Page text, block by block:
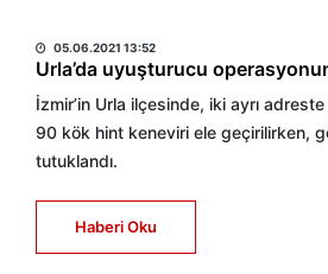
05.06.2021 13:52
Urla’da uyuşturucu
İzmir’in Urla ilçesinde, iki ayrı
90 kök hint keneviri ele geçirilirken,
tutuklandı.
Haberi Oku